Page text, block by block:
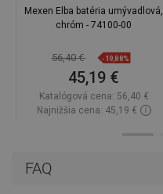
FAQ
Mexen Elba batéria umývadlová,
chróm - 74100-00
56,40 € -19,88%
45,19 €
Katalógová cena: 56,40 €
Najnižšia cena: 45,19 €